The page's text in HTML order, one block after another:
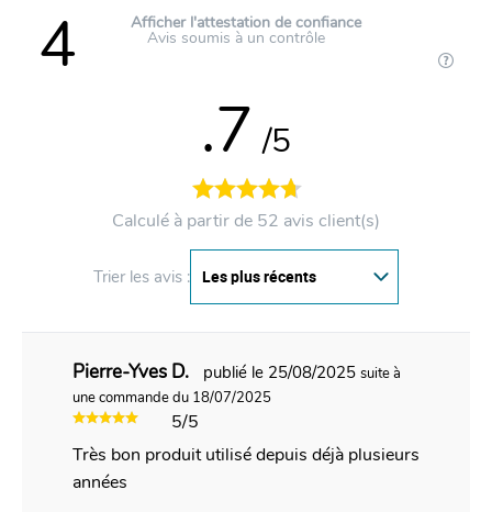
Afficher l'attestation de confiance
Avis soumis à un contrôle
4
.7 /5
Calculé à partir de 52 avis client(s)
Trier les avis :
Pierre-Yves D. publié le 25/08/2025 suite à
une commande du 18/07/2025
5/5
Très bon produit utilisé depuis déjà plusieurs
années